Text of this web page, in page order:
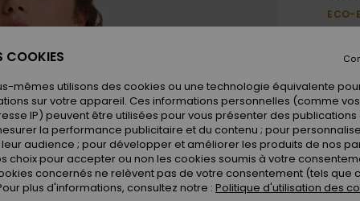
ECO-
COOKIES
mêmes utilisons des cookies ou une technologie équivalente
sur votre appareil. Ces informations personnelles (comme
IP) peuvent être utilisées pour vous présenter des publications
la performance publicitaire et du contenu ; pour
audience ; pour développer et améliorer les produits de nos
choix pour accepter ou non les cookies soumis à votre
concernés ne relèvent pas de votre consentement (tels que
plus d'informations, consultez notre : Politique d'utilisation des